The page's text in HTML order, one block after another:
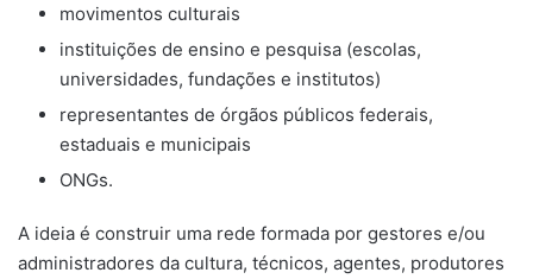
movimentos culturais
instituições de ensino e pesquisa (escolas,
universidades, fundações e institutos)
representantes de órgãos públicos federais,
estaduais e municipais
ONGs.
A ideia é construir uma rede formada por gestores e/ou
administradores da cultura, técnicos, agentes, produtores